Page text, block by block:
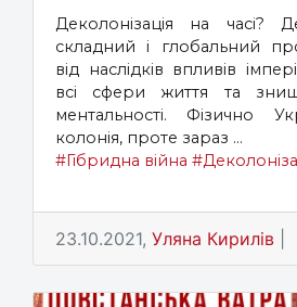
Деколонізація на часі?
складний і глобальний
від наслідків впливів
всі сфери життя та
ментальності. Фізично
колонія, проте зараз ...
#Гібридна війна
23.10.2021, Уляна Кирилів